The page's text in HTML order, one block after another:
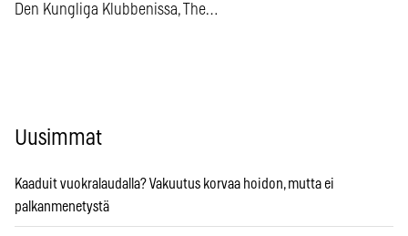
Den Kungliga Klubbenissa, The…
Uusimmat
Kaaduit vuokralaudalla? Vakuutus korvaa hoidon, mutta ei
palkanmenetystä